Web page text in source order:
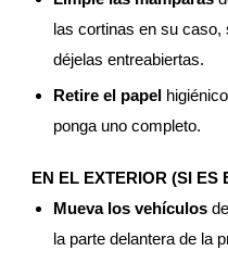
las cortinas en su caso,
déjelas entreabiertas.
Retire el papel
ponga uno completo.
EN EL EXTERIOR (SI ES
Mueva los vehículos
la parte delantera de la